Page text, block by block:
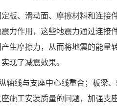
板、滑动面、摩擦材料和连接
力作用，这些地震力通过连接
生摩擦力，从而将地震的能量
现了减震效果。
轴线与支座中心线重合；板梁
施工安装质量的问题，加强支